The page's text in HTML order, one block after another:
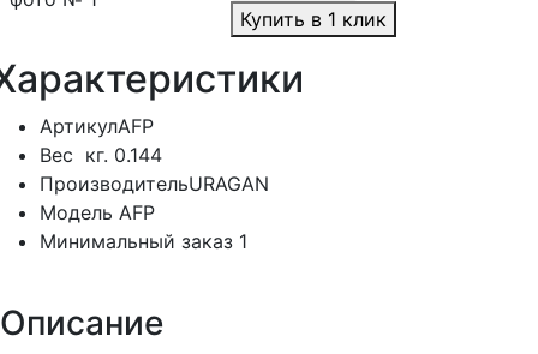
АртикулAFP
Вес кг. 0.144
ПроизводительURAGAN
Модель AFP
Минимальный заказ 1
Купить в 1 клик
Описание